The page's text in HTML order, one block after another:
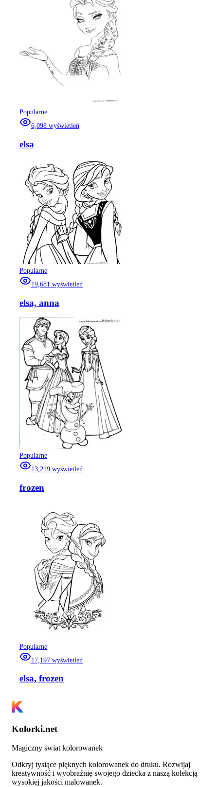
Popularne
6,098 wyświetleń
elsa
Popularne
19,681 wyświetleń
elsa, anna
Popularne
13,219 wyświetleń
frozen
Popularne
17,197 wyświetleń
elsa, frozen
Kolorki.net
Magiczny świat kolorowanek
Odkryj tysiące pięknych kolorowanek do druku. Rozwijaj
kreatywność i wyobraźnię swojego dziecka z naszą kolekcją
wysokiej jakości malowanek.